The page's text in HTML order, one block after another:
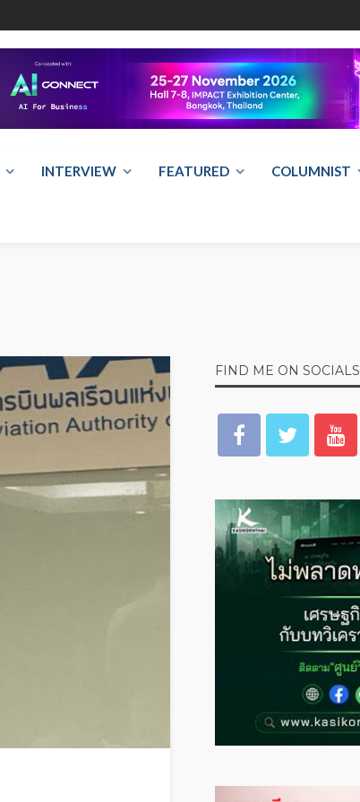
INTERVIEW FEATURED COLUMNIST
FIND ME ON SOCIALS